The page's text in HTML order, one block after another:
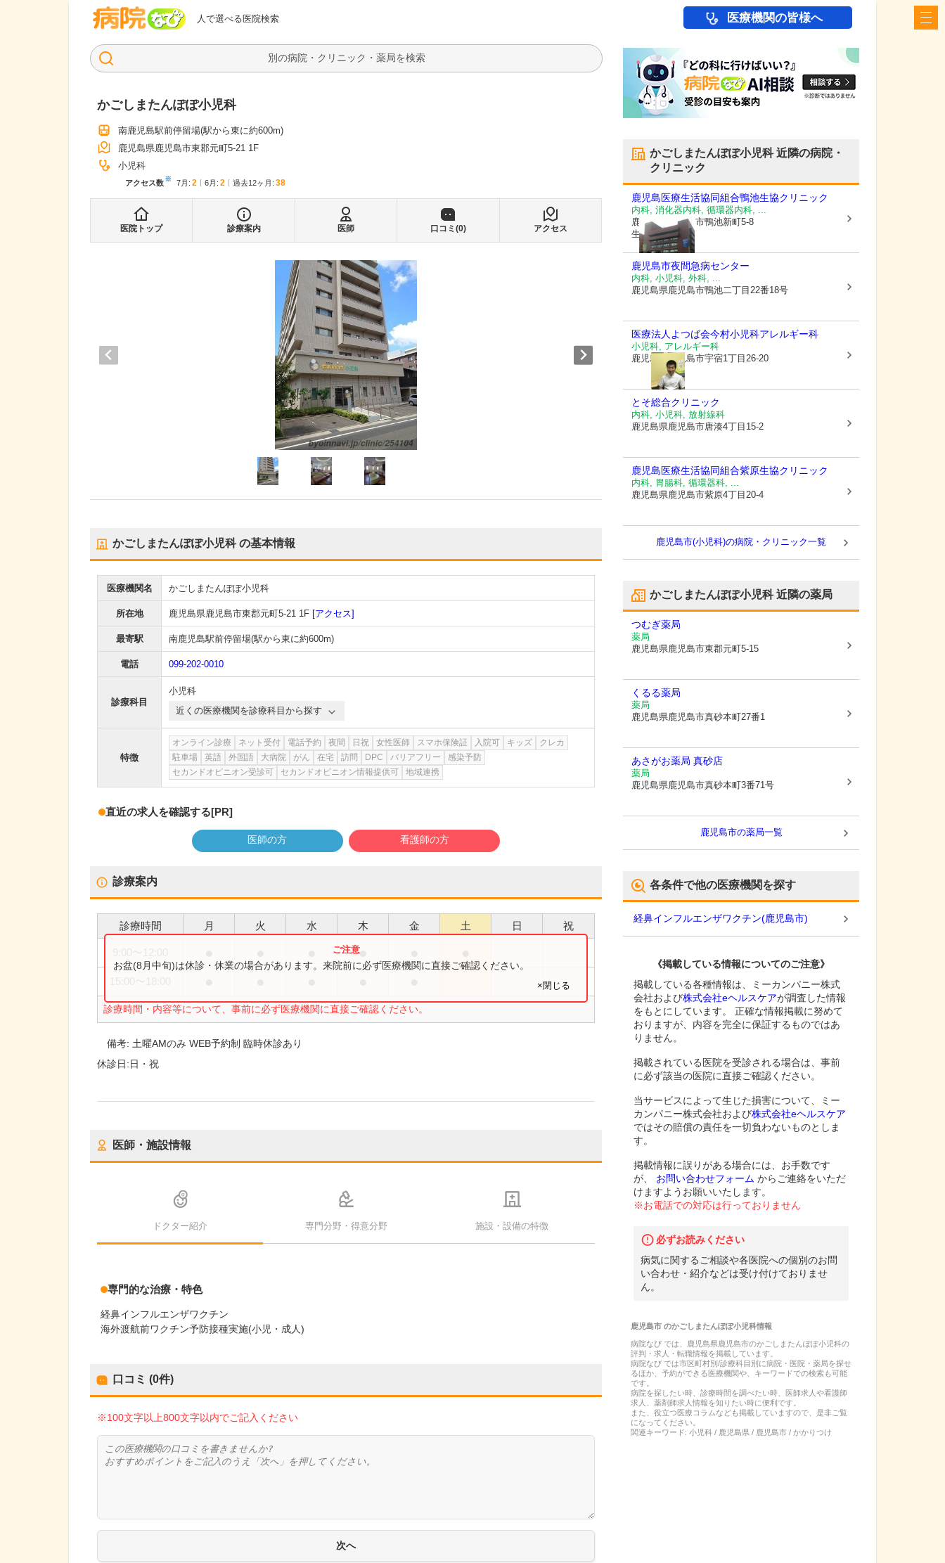
人で選べる医院検索
病院なび 医療機関の皆様へ
検索
かごしまたんぽぽ小児科
南鹿児島駅前停留場(駅から東に約600m)
鹿児島県鹿児島市東郡元町5-21 1F
小児科
アクセス数※ 7月 : 2 6月 : 2 過去12ヶ月: 38
医院トップ 診療案内 医師 口コミ(0) アクセス
かごしまたんぽぽ小児科の基本情報
医療機関名 かごしまたんぽぽ小児科
所在地 鹿児島県鹿児島市東郡元町5-21 1F [アクセス]
最寄駅 南鹿児島駅前停留場(駅から東に約600m)
電話 099-202-0010
診療科目
小児科
近くの医療機関を診療科目から探す
特徴
オンライン診療 ネット受付 電話予約 夜間 日祝 女性医師 スマホ保険証 入院可 キッズ
クレカ
駐車場
英語 外国語 大病院 がん 在宅 訪問 DPC バリアフリー
感染予防
セカンドオピニオン受診可
セカンドオピニオン情報提供可 地域連携
直近の求人を確認する[PR]
医師の方 看護師の方
診療案内
診療時間 月 火 水 木 金 土 日 祝
●
診療時間・内容等について、事前に必ず医療機関に直接ご確認ください。
お盆(8月中旬)は休診・休業の場合があります。来院前に必ず医療機関に直接ご確認ください。
×閉じる
備考: 土曜AMのみ WEB予約制 臨時休診あり
休診日:日・祝
医師・施設情報
ドクター紹介 専門分野・得意分野 施設・設備の特徴
専門的な治療・特色
経鼻インフルエンザワクチン
海外渡航前ワクチン予防接種実施(小児・成人)
口コミ (0件)
※100文字以上800文字以内でご記入ください
かごしまたんぽぽ小児科近隣の病院・
クリニック
鹿児島医療生活協同組合鴨池生協クリニック
内科, 消化器内科, 循環器内科, ...
鹿児島県鹿児島市鴨池新町5-8
生協会館2階
鹿児島市夜間急病センター
内科, 小児科, 外科, ...
鹿児島県鹿児島市鴨池二丁目22番18号
医療法人よつば会今村小児科アレルギー科
小児科, アレルギー科
鹿児島県鹿児島市宇宿1丁目26-20
とそ総合クリニック
内科, 小児科, 放射線科
鹿児島県鹿児島市唐湊4丁目15-2
鹿児島医療生活協同組合紫原生協クリニック
内科, 胃腸科, 循環器科, ...
鹿児島県鹿児島市紫原4丁目20-4
鹿児島市(小児科)の病院・クリニック一覧
かごしまたんぽぽ小児科近隣の薬局
つむぎ薬局
薬局
鹿児島県鹿児島市東郡元町5-15
くるる薬局
薬局
鹿児島県鹿児島市真砂本町27番1
あさがお薬局 真砂店
薬局
鹿児島県鹿児島市真砂本町3番71号
鹿児島市の薬局一覧
各条件で他の医療機関を探す
経鼻インフルエンザワクチン(鹿児島市)
《掲載している情報についてのご注意》
掲載している各種情報は、ミーカンパニー株式
会社および株式会社eヘルスケアが調査した情報
をもとにしています。 正確な情報掲載に努めて
おりますが、内容を完全に保証するものではあ
りません。
掲載されている医院を受診される場合は、事前
に必ず該当の医院に直接ご確認ください。
当サービスによって生じた損害について、ミー
カンパニー株式会社および株式会社eヘルスケア
ではその賠償の責任を一切負わないものとしま
す。
掲載情報に誤りがある場合には、お手数です
が、
お問い合わせフォーム からご連絡をいただ
けますようお願いいたします。
※お電話での対応は行っておりません
必ずお読みください
病気に関するご相談や各医院への個別のお問
い合わせ・紹介などは受け付けておりませ
ん。
鹿児島市のかごしまたんぽぽ小児科情報
病院なび では、 鹿児島県鹿児島市のかごしまたんぽぽ小児科の
評判・求人・転職情報を掲載しています。
病院なび では市区町村別/診療科目別に病院・医院・薬局を探せ
るほか、予約ができる医療機関や、キーワードでの検索も可能
です。
病院を探したい時、診療時間を調べたい時、医師求人や看護師
求人、薬剤師求人情報を知りたい時に便利です。
また、役立つ医療コラムなども掲載していますので、是非ご覧
になってください。
関連キーワード: 小児科 / 鹿児島県 / 鹿児島市 / かかりつけ